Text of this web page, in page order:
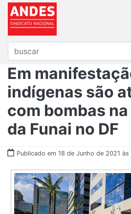
Em
indígenas são
com bombas
da Funai no DF
Publicado em 18 de Junho de 2021 às